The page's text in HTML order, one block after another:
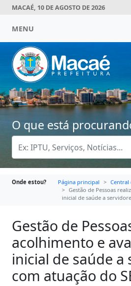
MACAÉ, 10 DE AGOSTO DE 2026
MENU
O que está
Onde estou? Página principal
Central
Gestão de Pessoas
inicial de saúde a
Gestão de
acolhimento e
inicial de saúde a
com atuação do